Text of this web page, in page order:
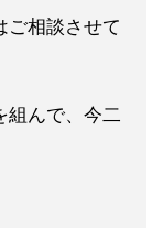
ご相談させて
組んで、今二